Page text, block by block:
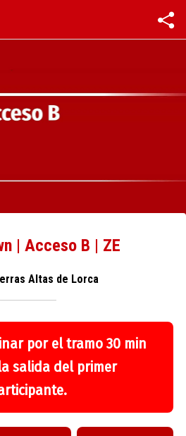
| Acceso B | ZE
Altas de Lorca
por el tramo 30 min
salida del primer